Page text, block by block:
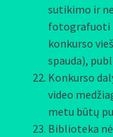
sutikimo ir
fotografuoti
konkurso
spauda),
Konkurso
video
metu būtų
Biblioteka